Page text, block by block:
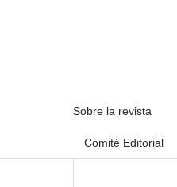
Sobre la revista
Comité Editorial